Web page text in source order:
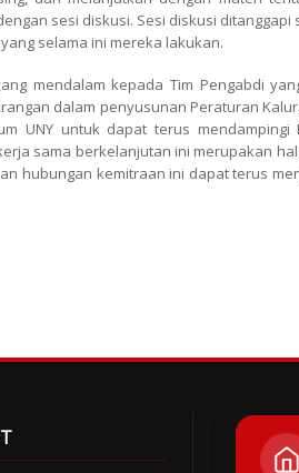
sesi diskusi. Sesi diskusi
selama ini mereka lakukan.
mendalam kepada Tim Pengabdi
dalam penyusunan Peraturan
UNY untuk dapat terus mendampingi
sama berkelanjutan ini merupakan
hubungan kemitraan ini dapat terus